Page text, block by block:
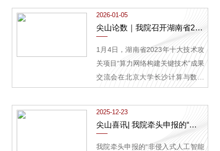
2026-01-05
尖山论数｜我院召开湖南省2023年十大技术攻关项目“算力网络构建关键技术”成果交流会
1月4日，湖南省2023年十大技术攻
关项目“算力网络构建关键技术”成果
交流会在北京大学长沙计算与数字
络关键技术突破、成果应用成效及
2025-12-23
尖山喜讯| 我院牵头申报的“非侵入式人工智能脑电辅助诊断系统”项目成功入围工信部人工智能医疗器械创新任务揭榜挂帅
我院牵头申报的“非侵入式人工智能